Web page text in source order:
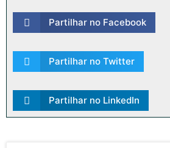
Partilhar no Facebook
Partilhar no Twitter
Partilhar no LinkedIn